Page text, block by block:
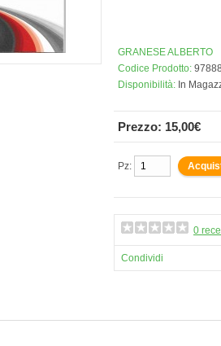
GRANESE ALBERTO
Codice Prodotto:
Disponibilità: In
Prezzo: 15,00€
Pz:
0
Condividi